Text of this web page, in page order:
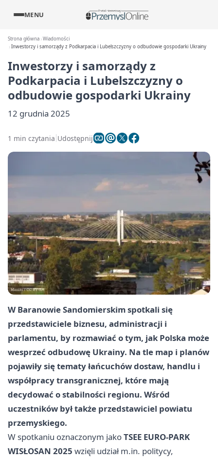
MENU
Strona główna Wiadomości
Inwestorzy i samorządy z Podkarpacia i Lubelszczyzny o odbudowie gospodarki Ukrainy
Inwestorzy i samorządy z
Podkarpacia i Lubelszczyzny o
odbudowie gospodarki Ukrainy
12 grudnia 2025
1 min czytania Udostępnij
W Baranowie Sandomierskim spotkali się
przedstawiciele biznesu, administracji i
parlamentu, by rozmawiać o tym, jak Polska może
wesprzeć odbudowę Ukrainy. Na tle map i planów
pojawiły się tematy łańcuchów dostaw, handlu i
współpracy transgranicznej, które mają
decydować o stabilności regionu. Wśród
uczestników był także przedstawiciel powiatu
przemyskiego.
W spotkaniu oznaczonym jakoTSEE EURO-PARK
WISŁOSAN 2025 wzięli udział m.in. politycy,